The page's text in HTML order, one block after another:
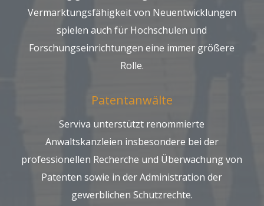
Vermarktungsfähigkeit von Neuentwicklungen
spielen auch für Hochschulen und
Forschungseinrichtungen eine immer größere
Rolle.
Patentanwälte
Serviva unterstützt renommierte
Anwaltskanzleien insbesondere bei der
professionellen Recherche und Überwachung von
Patenten sowie in der Administration der
gewerblichen Schutzrechte.